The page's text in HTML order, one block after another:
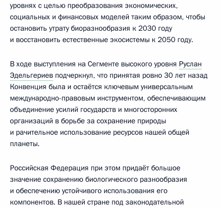
уровнях с целью преобразования экономических,
социальных и финансовых моделей таким образом, чтобы
остановить утрату биоразнообразия к 2030 году
и восстановить естественные экосистемы к 2050 году.
В ходе выступления на Сегменте высокого уровня Руслан
Эдельгериев подчеркнул, что принятая ровно 30 лет назад
Конвенция была и остаётся ключевым универсальным
международно-правовым инструментом, обеспечивающим
объединение усилий государств и многосторонних
организаций в борьбе за сохранение природы
и рачительное использование ресурсов нашей общей
планеты.
Российская Федерация при этом придаёт большое
значение сохранению биологического разнообразия
и обеспечению устойчивого использования его
компонентов. В нашей стране под законодательной